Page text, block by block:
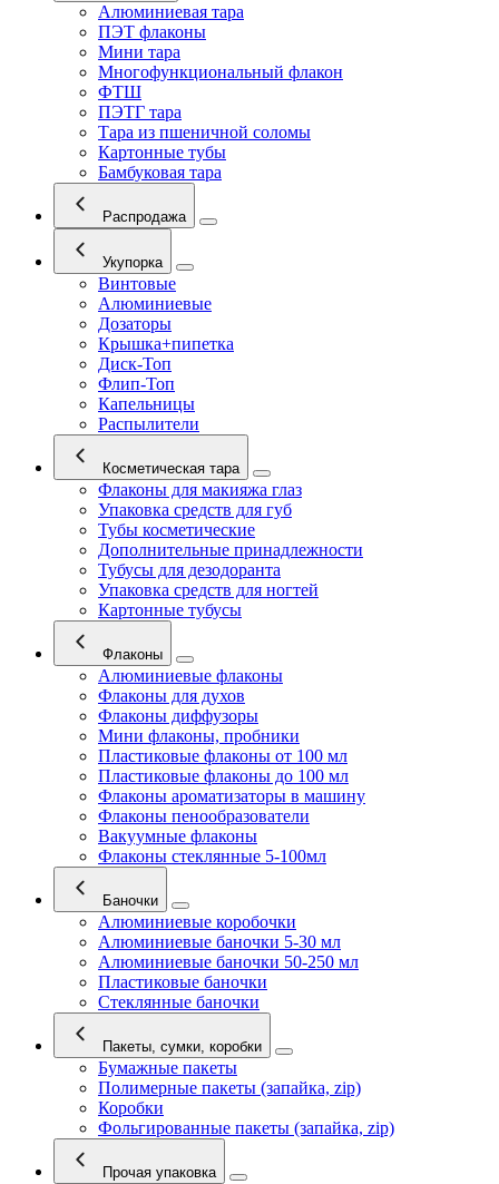
Алюминиевая тара
ПЭТ флаконы
Мини тара
Многофункциональный флакон
ФТШ
ПЭТГ тара
Тара из пшеничной соломы
Картонные тубы
Бамбуковая тара
Распродажа
Укупорка
Винтовые
Алюминиевые
Дозаторы
Крышка+пипетка
Диск-Топ
Флип-Топ
Капельницы
Распылители
Косметическая тара
Флаконы для макияжа глаз
Упаковка средств для губ
Тубы косметические
Дополнительные принадлежности
Тубусы для дезодоранта
Упаковка средств для ногтей
Картонные тубусы
Флаконы
Алюминиевые флаконы
Флаконы для духов
Флаконы диффузоры
Мини флаконы, пробники
Пластиковые флаконы от 100 мл
Пластиковые флаконы до 100 мл
Флаконы ароматизаторы в машину
Флаконы пенообразователи
Вакуумные флаконы
Флаконы стеклянные 5-100мл
Баночки
Алюминиевые коробочки
Алюминиевые баночки 5-30 мл
Алюминиевые баночки 50-250 мл
Пластиковые баночки
Стеклянные баночки
Пакеты, сумки, коробки
Бумажные пакеты
Полимерные пакеты (запайка, zip)
Коробки
Фольгированные пакеты (запайка, zip)
Прочая упаковка